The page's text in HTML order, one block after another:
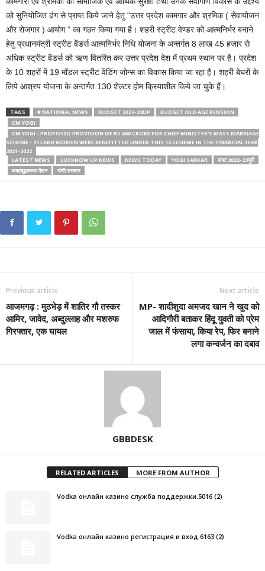
को सुनियोजित ढंग से प्राप्त किये जाने हेतु “उत्तर प्रदेश कामगार और श्रमिक ( सेवायोजन
और रोजगार ) आयोग ” का गठन किया गया है। शहरी स्ट्रीट वेण्डर को आत्मनिर्भर बनाने
हेतु प्रधानमंत्री स्ट्रीट वेंडर्स आत्मनिर्भर निधि योजना के अन्तर्गत 8 लाख 45 हजार से
अधिक स्ट्रीट वेंडर्स को ऋण वितरित कर उत्तर प्रदेश देश में प्रथम स्थान पर है। प्रदेश
के 10 शहरों में 19 मॉडल स्ट्रीट वेंडिंग जोन्स का विकास किया जा रहा है। शहरी बेघरों के
लिये आश्रय योजना के अन्तर्गत 130 शेल्टर होम क्रियाशील किये जा चुके हैं।
TAGS # NATIONAL NEWS BUDGET 2022-23UP
BUDGET OLD AGE PENSION
CM YOGI
CM YOGI - PROPOSED PROVISION OF RS 600 CRORE FOR CHIEF MINISTER'S MASS MARRIAGE
SCHEME - 31 LAKH WOMEN WERE BENEFITTED UNDER THIS 12 SCHEME IN THE FINANCIAL YEAR
2021-2022
LATEST NEWS
LUCKNOW UP NEWS NEWS TODAY YOGI SARKAR
बजट 2022-23यूपी
बजटवृद्धावस्था पेंशन
योगी सरकार
Previous article
आजमगढ़ : मुठभेड़ में शातिर गौ तस्कर
आमिर, जावेद, अब्दुल्लाह और मशरुफ
गिरफ्तार, एक घायल
Next article
MP- शादीशुदा अमजद खान ने खुद को
आदिगौरी बताकर हिंदू युवती को प्रेम
जाल में फंसाया, किया रेप, फिर बनाने
लगा कन्वर्जन का दबाव
GBBDESK
RELATED ARTICLES MORE FROM AUTHOR
Vodka онлайн казино служба поддержки.5016 (2)
Vodka онлайн казино регистрация и вход.6163 (2)